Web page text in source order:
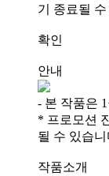
기 종료될
확인
안내
- 본 작품은
* 프로모션
될 수 있습니
작품소개